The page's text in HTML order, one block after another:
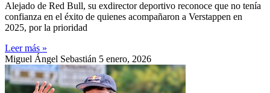
Alejado de Red Bull, su exdirector deportivo reconoce que no tenía
confianza en el éxito de quienes acompañaron a Verstappen en
2025, por la prioridad
Leer más »
Miguel Ángel Sebastián 5 enero, 2026